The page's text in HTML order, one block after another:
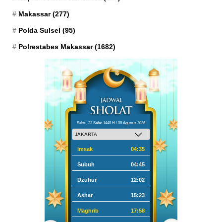
Makassar(277)
Polda Sulsel (95)
Polrestabes Makassar(1682)
Sabtu, 23 Safar 1448 H / 08 Agustus 2026
Imsak 04:35
Subuh 04:45
Dzuhur 12:02
Ashar 15:23
Maghrib 17:58